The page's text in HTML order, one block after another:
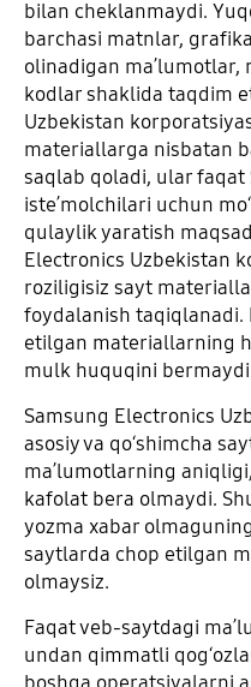
bilan cheklanmaydi.
barchasi matnlar,
olinadigan
kodlar shaklida taqdim
Uzbekistan
materiallarga nisbatan
saqlab qoladi, ular
isteʼmolchilari uchun
qulaylik yaratish
Electronics Uzbekistan
roziligisiz sayt
foydalanish taqiqlanadi.
etilgan materiallarning
mulk huquqini
Samsung Electronics
asosiy va qoʻshimcha
maʼlumotlarning
kafolat bera olmaydi.
yozma xabar
saytlarda chop etilgan
olmaysiz.
Faqat veb-saytdagi
undan qimmatli